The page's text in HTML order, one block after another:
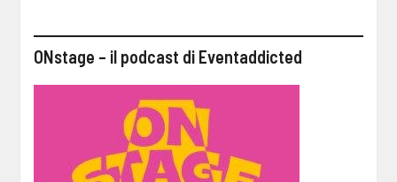
ONstage – il podcast di Eventaddicted